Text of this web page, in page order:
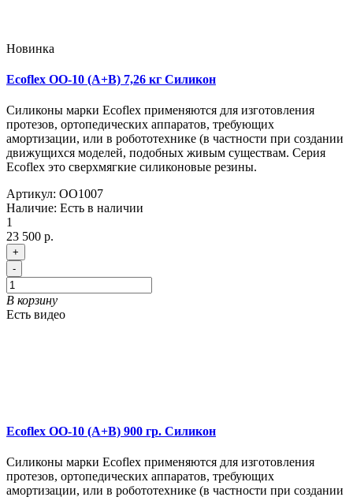
Новинка
Ecoflex OO-10 (A+B) 7,26 кг Силикон
Силиконы марки Ecoflex применяются для изготовления
протезов, ортопедических аппаратов, требующих
амортизации, или в робототехнике (в частности при создании
движущихся моделей, подобных живым существам. Серия
Ecoflex это сверхмягкие силиконовые резины.
Артикул: OO1007
Наличие: Есть в наличии
1
23 500 р.
+
-
В корзину
Есть видео
Ecoflex OO-10 (A+B) 900 гр. Силикон
Силиконы марки Ecoflex применяются для изготовления
протезов, ортопедических аппаратов, требующих
амортизации, или в робототехнике (в частности при создании